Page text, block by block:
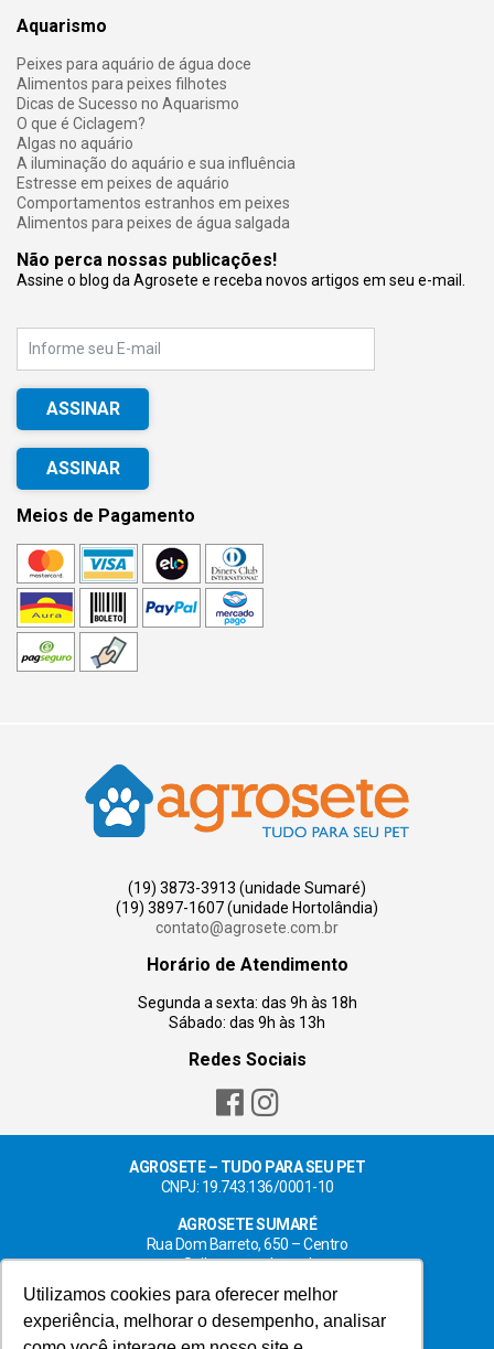
Utilizamos cookies para oferecer melhor
experiência, melhorar o desempenho, analisar
Aquarismo
Peixes para aquário de água doce
Alimentos para peixes filhotes
Dicas de Sucesso no Aquarismo
O que é Ciclagem?
Algas no aquário
A iluminação do aquário e sua influência
Estresse em peixes de aquário
Comportamentos estranhos em peixes
Alimentos para peixes de água salgada
Não perca nossas publicações!
Assine o blog da Agrosete e receba novos artigos em seu e-mail.
ASSINAR
Meios de Pagamento
(19) 3873-3913 (unidade Sumaré)
(19) 3897-1607 (unidade Hortolândia)
contato@agrosete.com.br
Horário de Atendimento
Segunda a sexta: das 9h às 18h
Sábado: das 9h às 13h
Redes Sociais
AGROSETE – TUDO PARA SEU PET
CNPJ: 19.743.136/0001-10
AGROSETE SUMARÉ
Rua Dom Barreto, 650 – Centro
Saiba como chegar!
AGROSETE HORTOLÂNDIA
Rua Luis Camilo de Camargo, 204 – Centro
Saiba como chegar!